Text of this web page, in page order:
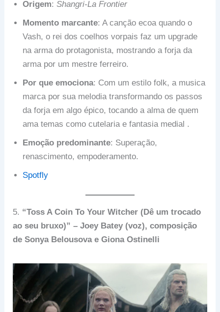
Origem:Shangri-La Frontier
Momento marcante: A canção ecoa quando o
Vash, o rei dos coelhos vorpais faz um upgrade
na arma do protagonista, mostrando a forja da
arma por um mestre ferreiro.
Por que emociona: Com um estilo folk, a musica
marca por sua melodia transformando os passos
da forja em algo épico, tocando a alma de quem
ama temas como cutelaria e fantasia medial .
Emoção predominante: Superação,
renascimento, empoderamento.
Spotfly
5. “Toss A Coin To Your Witcher (Dê um trocado
ao seu bruxo)” – Joey Batey (voz), composição
de Sonya Belousova e Giona Ostinelli